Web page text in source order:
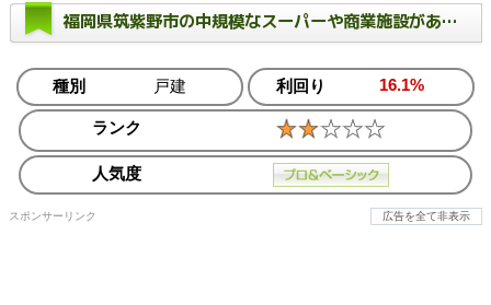
福岡県筑紫野市の中規模なスーパーや商業施設がある住宅地域の戸建
種別 戸建 利回り 16.1%
ランク
人気度
スポンサーリンク 広告を全て非表示